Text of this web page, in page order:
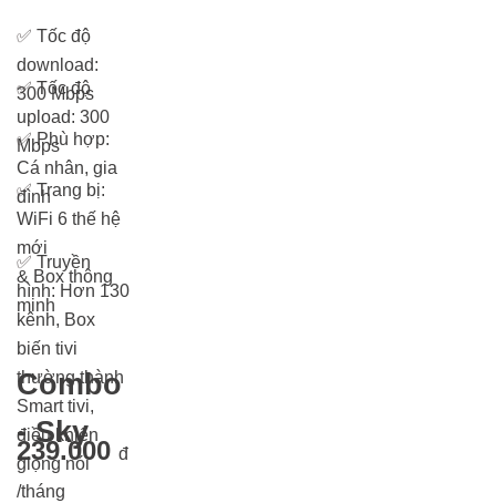
✅ Tốc độ
download:
300 Mbps
✅Tốc độ
upload: 300
Mbps
✅Phù hợp:
Cá nhân, gia
đình
✅Trang bị:
WiFi 6 thế hệ
mới
& Box thông
minh
✅ Truyền
hình: Hơn 130
kênh, Box
biến tivi
thường thành
Smart tivi,
điều khiển
giọng nói
Combo
- Sky
239.000 đ
/tháng